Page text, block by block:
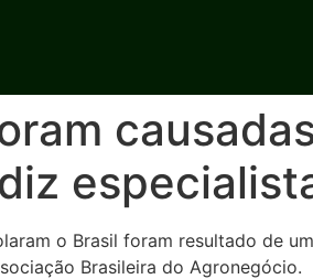
o Brasil foram resultado de
Brasileira do Agronegócio.